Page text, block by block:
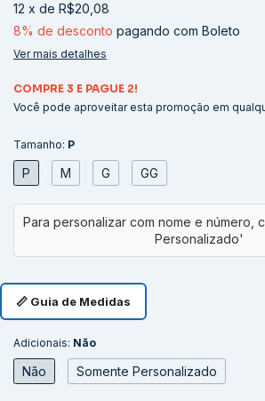
12 x de R$20,08
8% de desconto pagando com Boleto
Ver mais detalhes
COMPRE 3 E PAGUE 2!
Você pode aproveitar esta promoção em
Tamanho: P
P M G GG
📏 Guia de Medidas
Adicionais: Não
Não Somente Personalizado